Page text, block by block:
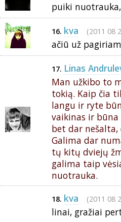
puiki
16. kva (2011 08
ačiū už
17. Linas
Man užkibo to
tokią. Kaip čia
langu ir ryte
vaikinas ir
bet dar nešalta,
Galima dar
tų kitų dviejų
galima taip
nuotrauka.
18. kva (2011 08
linai, gražiai